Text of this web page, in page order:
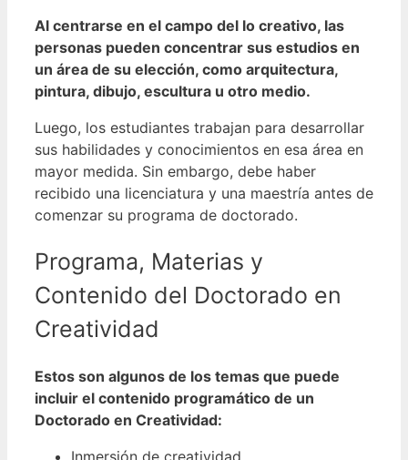
Al centrarse en el campo del lo creativo, las
personas pueden concentrar sus estudios en
un área de su elección, como arquitectura,
pintura, dibujo, escultura u otro medio.
Luego, los estudiantes trabajan para desarrollar
sus habilidades y conocimientos en esa área en
mayor medida. Sin embargo, debe haber
recibido una licenciatura y una maestría antes de
comenzar su programa de doctorado.
Programa, Materias y
Contenido del Doctorado en
Creatividad
Estos son algunos de los temas que puede
incluir el contenido programático de un
Doctorado en Creatividad:
Inmersión de creatividad